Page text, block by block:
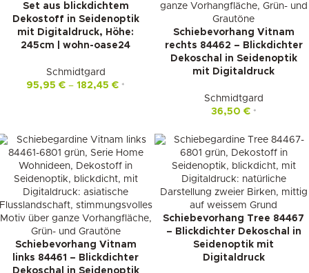
Set aus blickdichtem
Dekostoff in Seidenoptik
mit Digitaldruck, Höhe:
245cm | wohn-oase24
Schmidtgard
95,95 € – 182,45 € *
Schiebevorhang Vitnam
rechts 84462 – Blickdichter
Dekoschal in Seidenoptik
mit Digitaldruck
Schmidtgard
36,50 € *
Schiebevorhang Vitnam
links 84461 – Blickdichter
Dekoschal in Seidenoptik
Schiebevorhang Tree 84467
– Blickdichter Dekoschal in
Seidenoptik mit
Digitaldruck